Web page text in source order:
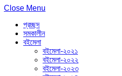
Close Menu
প্রচ্ছদ
সমকালীন
বইমেলা
বইমেলা-২০২১
বইমেলা-২০২২
বইমেলা-২০২৩